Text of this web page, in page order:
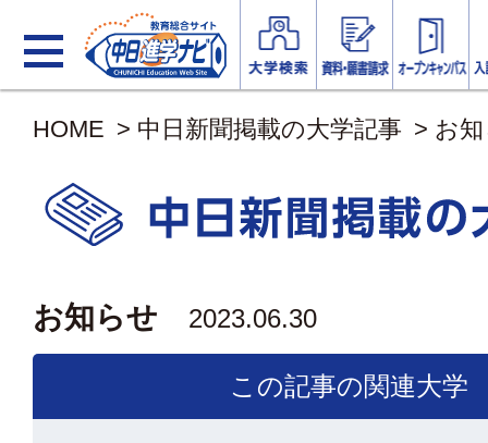
HOME > 中日新聞掲載の大学記事 > お
お知らせ 2023.06.30
この記事の関連大学